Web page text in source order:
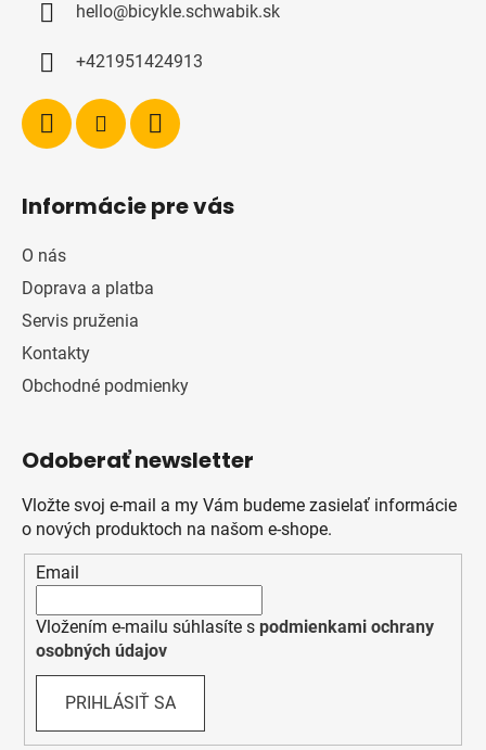
hello@bicykle.schwabik.sk
+421951424913
Informácie pre vás
O nás
Doprava a platba
Servis pruženia
Kontakty
Obchodné podmienky
Odoberať newsletter
Vložte svoj e-mail a my Vám budeme zasielať informácie
o nových produktoch na našom e-shope.
Email
Vložením e-mailu súhlasíte s podmienkami ochrany
osobných údajov
PRIHLÁSIŤ SA